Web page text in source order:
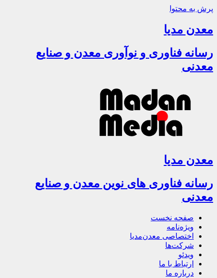
پرش به محتوا
معدن مدیا
رسانه فناوری و نوآوری معدن و صنایع
معدنی
معدن مدیا
رسانه فناوری های نوین معدن و صنایع
معدنی
صفحه نخست
ویژه‌نامه
اختصاصی معدن‌مدیا
شرکت‌ها
ویدئو
ارتباط با ما
درباره ما